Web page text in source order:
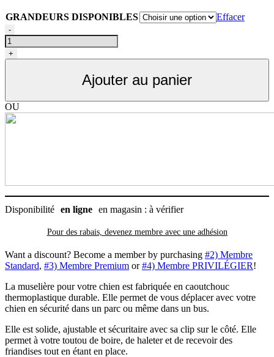
GRANDEURS DISPONIBLES
Effacer
quantité
de
Muselière
panier
plastique,
Baskerville
-
+
Ajouter au panier
OU
Disponibilité en ligne en magasin : à vérifier
Pour des rabais, devenez membre avec une adhésion
Want a discount? Become a member by purchasing #2) Membre
Standard, #3) Membre Premium or#4) Membre PRIVILÉGIER!
La muselière pour votre chien est fabriquée en caoutchouc
thermoplastique durable. Elle permet de vous déplacer avec votre
chien en sécurité dans un parc ou même dans un bus.
Elle est solide, ajustable et sécuritaire avec sa clip sur le côté. Elle
permet à votre toutou de boire, de haleter et de recevoir des
friandises tout en étant en place.